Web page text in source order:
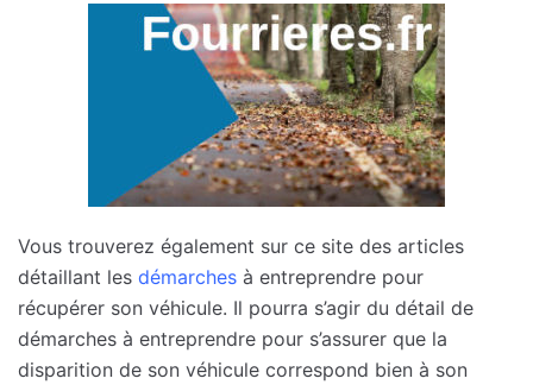
Vous trouverez également sur ce site des articles
détaillant les démarches à entreprendre pour
récupérer son véhicule. Il pourra s’agir du détail de
démarches à entreprendre pour s’assurer que la
disparition de son véhicule correspond bien à son